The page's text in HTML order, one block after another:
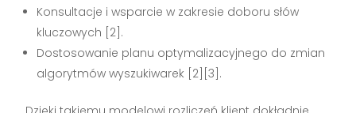
Konsultacje i wsparcie w zakresie doboru słów
kluczowych [2].
Dostosowanie planu optymalizacyjnego do zmian
algorytmów wyszukiwarek [2][3].